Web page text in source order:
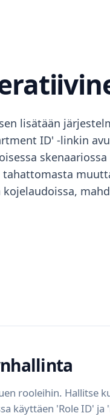
lisätään
ID' -linkin
rooleihin. Hallitse
käyttäen 'Role ID' ja